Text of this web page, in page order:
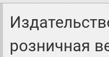
розничная